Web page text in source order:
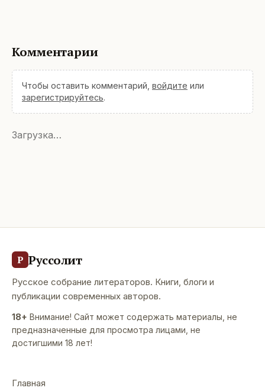
Комментарии
Чтобы оставить комментарий, войдите или
зарегистрируйтесь.
Загрузка…
Р Руссолит
Русское собрание литераторов. Книги, блоги и
публикации современных авторов.
18+ Внимание! Сайт может содержать материалы, не
предназначенные для просмотра лицами, не
достигшими 18 лет!
Главная